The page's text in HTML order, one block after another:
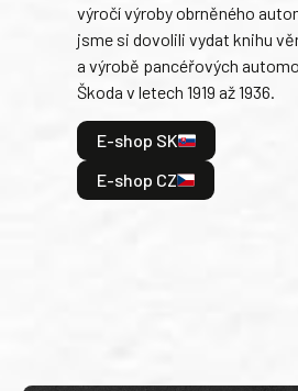
výročí výroby obrněného
jsme si dovolili vydat knihu
a výrobě pancéřových
Škoda v letech 1919 až 1936.
E-shop SK
E-shop CZ